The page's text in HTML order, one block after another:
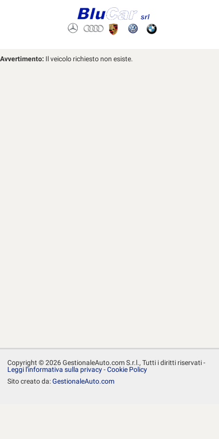
Avvertimento: Il veicolo richiesto non esiste.
Copyright © 2026 GestionaleAuto.com S.r.l., Tutti i diritti riservati -
Leggi l'informativa sulla privacy-Cookie Policy
Sito creato da:GestionaleAuto.com